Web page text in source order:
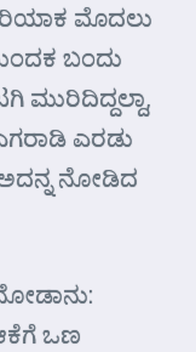
ಮೊದಲು
ಬಂದು
ಮುರಿದಿದ್ದಲ್ದಾ,
ಎರಡು
ಅದನ್ನ ನೋಡಿದ
ಒಣ